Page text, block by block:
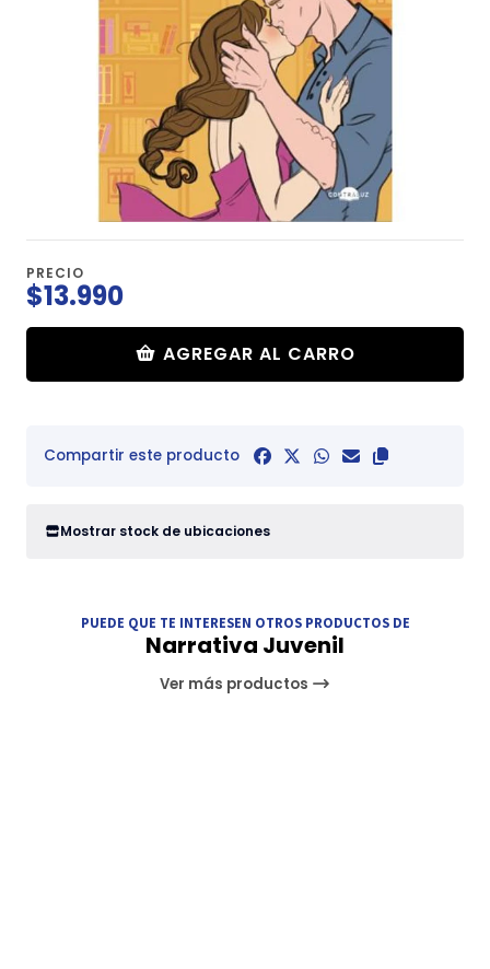
PRECIO
$13.990
AGREGAR AL CARRO
Compartir este producto
Mostrar stock de ubicaciones
PUEDE QUE TE INTERESEN OTROS PRODUCTOS DE
Narrativa Juvenil
Ver más productos